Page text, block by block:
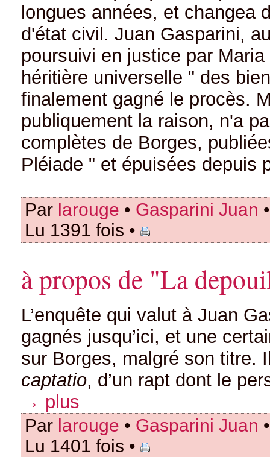
longues années, et changea
d'état civil. Juan Gasparini,
poursuivi en justice par
héritière universelle " des
finalement gagné le procès.
publiquement la raison, n'a
complètes de Borges,
Pléiade " et épuisées depuis
Par larouge • Gasparini Juan
Lu 1391 fois •
à propos de "La
L’enquête qui valut à Juan
gagnés jusqu’ici, et une
sur Borges, malgré son titre.
captatio, d’un rapt dont le
→ plus
Par larouge • Gasparini Juan
Lu 1401 fois •